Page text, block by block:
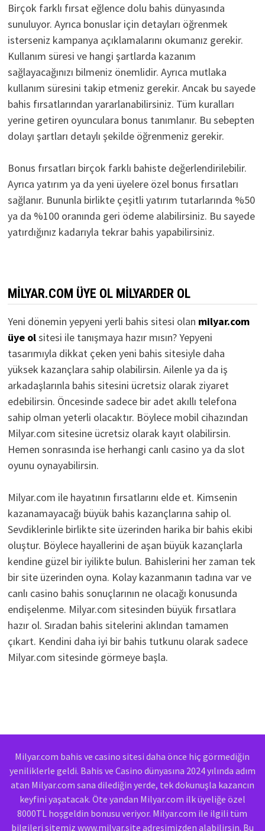
Birçok farklı fırsat eğlence dolu bahis dünyasında
sunuluyor. Ayrıca bonuslar için detayları öğrenmek
isterseniz kampanya açıklamalarını okumanız gerekir.
Kullanım süresi ve hangi şartlarda kazanım
sağlayacağınızı bilmeniz önemlidir. Ayrıca mutlaka
kullanım süresini takip etmeniz gerekir. Ancak bu sayede
bahis fırsatlarından yararlanabilirsiniz. Tüm kuralları
yerine getiren oyunculara bonus tanımlanır. Bu sebepten
dolayı şartları detaylı şekilde öğrenmeniz gerekir.
Bonus fırsatları birçok farklı bahiste değerlendirilebilir.
Ayrıca yatırım ya da yeni üyelere özel bonus fırsatları
sağlanır. Bununla birlikte çeşitli yatırım tutarlarında %50
ya da %100 oranında geri ödeme alabilirsiniz. Bu sayede
yatırdığınız kadarıyla tekrar bahis yapabilirsiniz.
MILYAR.COM ÜYE OL MILYARDER OL
Yeni dönemin yepyeni yerli bahis sitesi olan milyar.com
üye olsitesi ile tanışmaya hazır mısın? Yepyeni
tasarımıyla dikkat çeken yeni bahis sitesiyle daha
yüksek kazançlara sahip olabilirsin. Ailenle ya da iş
arkadaşlarınla bahis sitesini ücretsiz olarak ziyaret
edebilirsin. Öncesinde sadece bir adet akıllı telefona
sahip olman yeterli olacaktır. Böylece mobil cihazından
Milyar.com sitesine ücretsiz olarak kayıt olabilirsin.
Hemen sonrasında ise herhangi canlı casino ya da slot
oyunu oynayabilirsin.
Milyar.com ile hayatının fırsatlarını elde et. Kimsenin
kazanamayacağı büyük bahis kazançlarına sahip ol.
Sevdiklerinle birlikte site üzerinden harika bir bahis ekibi
oluştur. Böylece hayallerini de aşan büyük kazançlarla
kendine güzel bir iyilikte bulun. Bahislerini her zaman tek
bir site üzerinden oyna. Kolay kazanmanın tadına var ve
canlı casino bahis sonuçlarının ne olacağı konusunda
endişelenme. Milyar.com sitesinden büyük fırsatlara
hazır ol. Sıradan bahis sitelerini aklından tamamen
çıkart. Kendini daha iyi bir bahis tutkunu olarak sadece
Milyar.com sitesinde görmeye başla.
Milyar.com bahis ve casino sitesi daha önce hiç görmediğin
yeniliklerle geldi. Bahis ve Casino dünyasına 2024 yılında adım
atan Milyar.com sana dilediğin yerde, tek dokunuşla kazancın
keyfini yaşatacak. Öte yandan Milyar.com ilk üyeliğe özel
8000TL hoşgeldin bonusu veriyor. Milyar.com ile ilgili tüm
bilgileri sitemiz www.milyar.site adresimizden alabilirsin. Bu